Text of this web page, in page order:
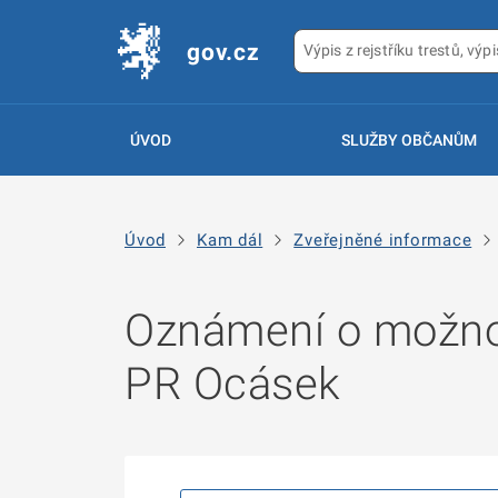
gov.cz
ÚVOD SLUŽBY OBČANŮM
Úvod Kam dál Zveřejněné informace
Oznámení o
PR Ocásek